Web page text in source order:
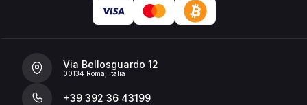
Via Bellosguardo 12
00134 Roma, Italia
+39 392 36 43199